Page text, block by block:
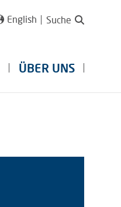
English Suche
ÜBER UNS